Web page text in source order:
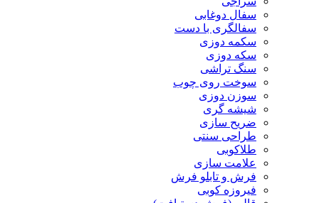
سفال دوغابی
سفالگری با دست
سکمه دوزی
سکه دوزی
سنگ تراشی
سوخت روی چوب
سوزن دوزی
شیشه گری
ضریح سازی
طراحی سنتی
طلاکوبی
علامت سازی
فرش و تابلو فرش
فیروزه کوبی